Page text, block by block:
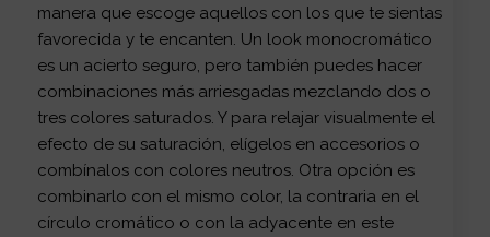
manera que escoge aquellos con los que te sientas
favorecida y te encanten. Un look monocromático
es un acierto seguro, pero también puedes hacer
combinaciones más arriesgadas mezclando dos o
tres colores saturados. Y para relajar visualmente el
efecto de su saturación, elígelos en accesorios o
combínalos con colores neutros. Otra opción es
combinarlo con el mismo color, la contraria en el
círculo cromático o con la adyacente en este